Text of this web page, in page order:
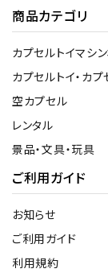
商品カテゴリ
カプセルトイマシ
カプセルトイ・カプ
空カプセル
レンタル
景品・文具・玩具
ご利用ガイド
お知らせ
ご利用ガイド
利用規約